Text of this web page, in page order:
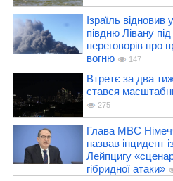
Ізраїль відновив
півдню Лівану
переговорів про
вогню
147
Втретє за два
стався
275
Глава МВС
назвав інцидент
Лейпцигу
гібридної атаки»